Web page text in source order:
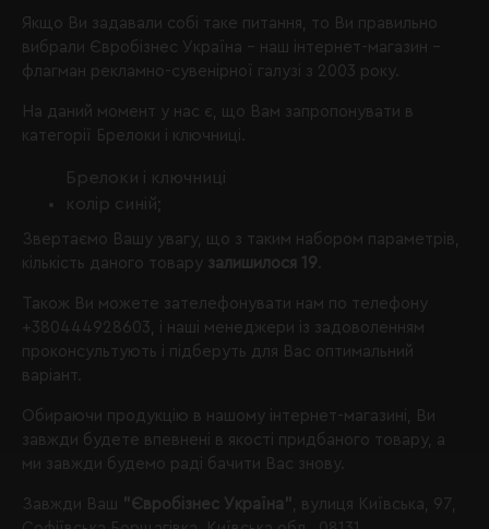
Якщо Ви задавали собі таке питання, то Ви правильно
вибрали Євробізнес Україна - наш інтернет-магазин -
флагман рекламно-сувенірної галузі з 2003 року.
На даний момент у нас є, що Вам запропонувати в
категорії Брелоки і ключниці.
Брелоки і ключниці
колір синій;
Звертаємо Вашу увагу, що з таким набором параметрів,
кількість даного товару залишилося 19
Також Ви можете зателефонувати нам по телефону
+380444928603 , і наші менеджери із задоволенням
проконсультують і підберуть для Вас оптимальний
варіант.
Обираючи продукцію в нашому інтернет-магазині, Ви
завжди будете впевнені в якості придбаного товару, а
ми завжди будемо раді бачити Вас знову.
Завжди Ваш "Євробізнес Україна"
, вулиця Київська, 97,